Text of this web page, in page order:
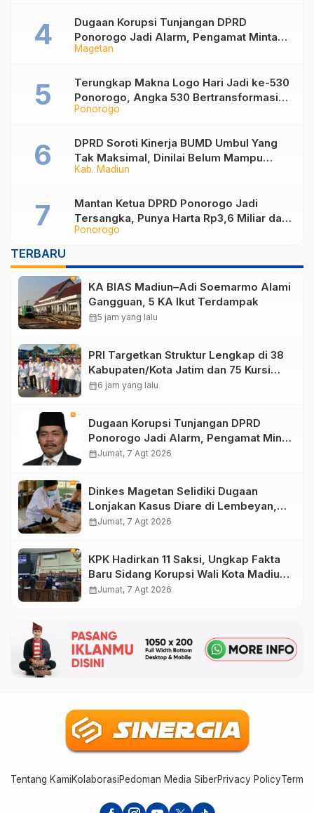
Magetan
Dugaan Korupsi Tunjangan DPRD
Ponorogo Jadi Alarm, Pengamat Minta
Magetan Perkuat Tata Kelola
Ponorogo
Terungkap Makna Logo Hari Jadi ke-530
Ponorogo, Angka 530 Bertransformasi
Jadi Sekar Kinanthi
Kab. Madiun
DPRD Soroti Kinerja BUMD Umbul Yang
Tak Maksimal, Dinilai Belum Mampu
Hasilkan PAD
Ponorogo
Mantan Ketua DPRD Ponorogo Jadi
Tersangka, Punya Harta Rp3,6 Miliar dan
Utang Rp1,4 Miliar
TERBARU
KA BIAS Madiun–Adi Soemarmo Alami
Gangguan, 5 KA Ikut Terdampak
calendar_month5 jam yang lalu
PRI Targetkan Struktur Lengkap di 38
Kabupaten/Kota Jatim dan 75 Kursi
DPR RI pada Pemilu 2029
calendar_month6 jam yang lalu
Dugaan Korupsi Tunjangan DPRD
Ponorogo Jadi Alarm, Pengamat Minta
Magetan Perkuat Tata Kelola
calendar_monthJumat, 7 Agt 2026
Dinkes Magetan Selidiki Dugaan
Lonjakan Kasus Diare di Lembeyan,
Lakukan Penyelidikan Epidemiologi
calendar_monthJumat, 7 Agt 2026
KPK Hadirkan 11 Saksi, Ungkap Fakta
Baru Sidang Korupsi Wali Kota Madiun
Nonaktif Maidi
calendar_monthJumat, 7 Agt 2026
Tentang KamiKolaborasiPedoman Media SiberPrivacy PolicyTerms